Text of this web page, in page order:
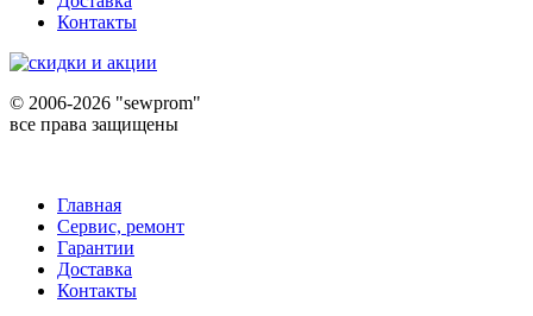
Контакты
© 2006-2026 "sewprom"
все права защищены
Главная
Сервис, ремонт
Гарантии
Доставка
Контакты